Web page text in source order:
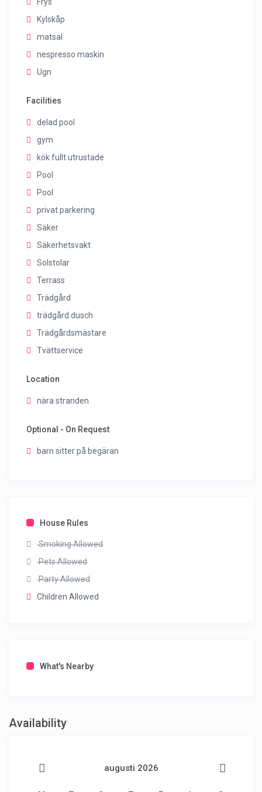
Kylskåp
matsal
nespresso maskin
Ugn
Facilities
delad pool
gym
kök fullt utrustade
Pool
Pool
privat parkering
Säker
Säkerhetsvakt
Solstolar
Terrass
Trädgård
trädgård dusch
Trädgårdsmästare
Tvättservice
Location
nära stranden
Optional - On Request
barn sitter på begäran
House Rules
Smoking Allowed
Pets Allowed
Party Allowed
Children Allowed
What's Nearby
Availability
augusti 2026